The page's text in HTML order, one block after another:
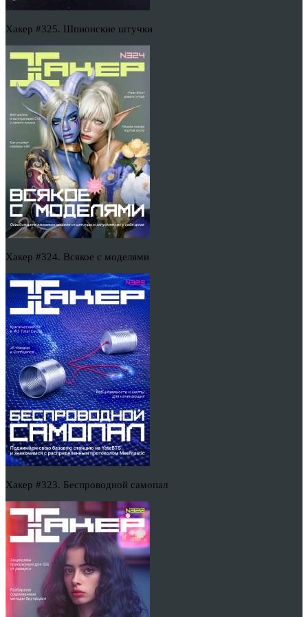
Хакер #325. Шпионские штучки
Хакер #324. Всякое с моделями
Хакер #323. Беспроводной самопал